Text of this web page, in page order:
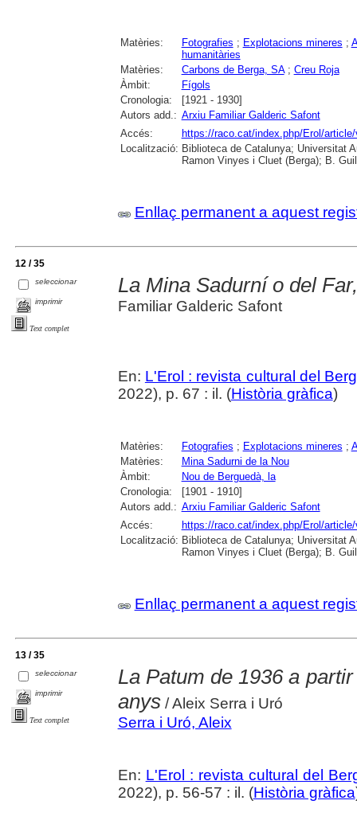
Matèries: Fotografies ; Explotacions mineres ;
humanitàries
Matèries:
Carbons de Berga, SA; Creu Roja
Àmbit:
Fígols
Cronologia:
[1921 - 1930]
Autors add.: Arxiu Familiar Galderic Safont
Accés:
https://raco.cat/index.php/Erol/
Localització: Biblioteca de Catalunya; Universitat
Ramon Vinyes i Cluet (Berga); B.
Enllaç permanent a aquest
12 / 35
seleccionar
imprimir
Text complet
La Mina Sadurní o del
Familiar Galderic Safont
En: L'Erol : revista cultural del
2022), p. 67 : il. (Història gràfica)
Matèries: Fotografies ; Explotacions mineres ;
Matèries:
Mina Sadurni de la Nou
Àmbit:
Nou de Berguedà, la
Cronologia:
[1901 - 1910]
Autors add.: Arxiu Familiar Galderic Safont
Accés:
https://raco.cat/index.php/Erol/
Localització: Biblioteca de Catalunya; Universitat
Ramon Vinyes i Cluet (Berga); B.
Enllaç permanent a aquest
13 / 35
seleccionar
imprimir
Text complet
La Patum de 1936 a
anys/ Aleix Serra i Uró
Serra i Uró, Aleix
En: L'Erol : revista cultural del
2022), p. 56-57 : il. (Història gràfica